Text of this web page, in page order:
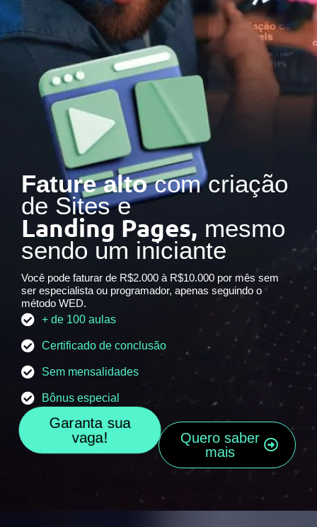
Fature altocom criação
de Sites e
Landing Pages, mesmo
sendo um iniciante
Você pode faturar de R$2.000 à R$10.000 por mês sem
ser especialista ou programador, apenas seguindo o
método WED.
+ de 100 aulas
Certificado de conclusão
Sem mensalidades
Bônus especial
Garanta sua
vaga!
Quero saber
mais